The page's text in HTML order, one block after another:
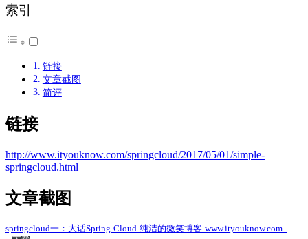
索引
链接
文章截图
简评
链接
http://www.ityouknow.com/springcloud/2017/05/01/simple-
springcloud.html
文章截图
springcloud一：大话Spring-Cloud-纯洁的微笑博客-www.ityouknow.com_